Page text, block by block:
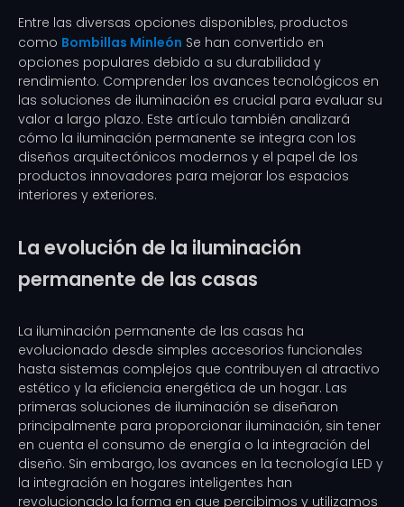
Entre las diversas opciones disponibles, productos
como Bombillas Minleón Se han convertido en
opciones populares debido a su durabilidad y
rendimiento. Comprender los avances tecnológicos en
las soluciones de iluminación es crucial para evaluar su
valor a largo plazo. Este artículo también analizará
cómo la iluminación permanente se integra con los
diseños arquitectónicos modernos y el papel de los
productos innovadores para mejorar los espacios
interiores y exteriores.
La evolución de la iluminación
permanente de las casas
La iluminación permanente de las casas ha
evolucionado desde simples accesorios funcionales
hasta sistemas complejos que contribuyen al atractivo
estético y la eficiencia energética de un hogar. Las
primeras soluciones de iluminación se diseñaron
principalmente para proporcionar iluminación, sin tener
en cuenta el consumo de energía o la integración del
diseño. Sin embargo, los avances en la tecnología LED y
la integración en hogares inteligentes han
revolucionado la forma en que percibimos y utilizamos